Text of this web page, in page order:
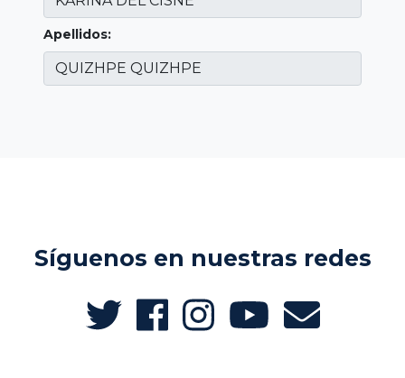
Apellidos:
Síguenos en nuestras redes